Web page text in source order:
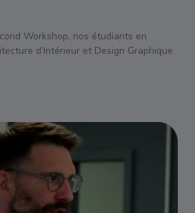
Workshop, nos étudiants en
d’Intérieur et Design Graphique